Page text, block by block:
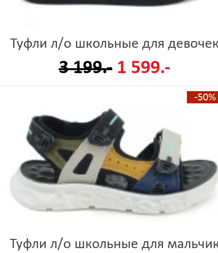
Туфли л/о школьные для
3 199.- 1 599.-
-50%
Туфли л/о школьные для